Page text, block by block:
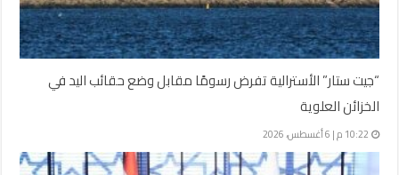
“جيت ستار” الأسترالية تفرض رسومًا مقابل وضع حقائب اليد في
الخزائن العلوية
10:22 م | 6 أغسطس، 2026